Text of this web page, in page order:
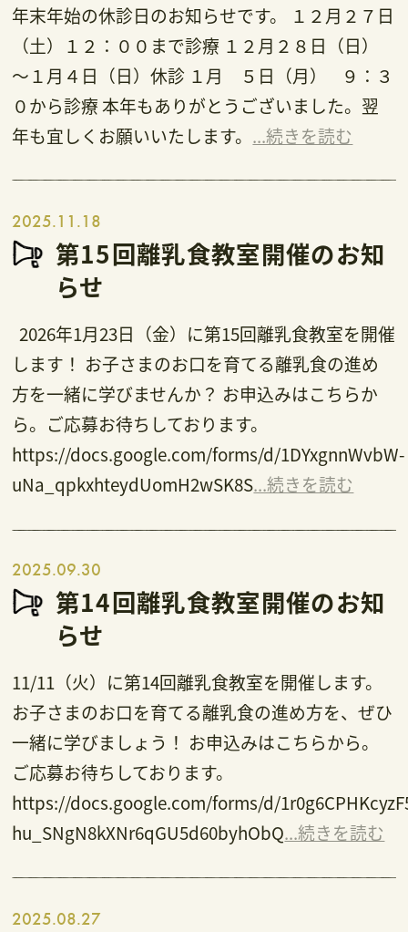
年末年始の休診日のお知らせです。 １２月２７日
（土）１２：００まで診療 １２月２８日（日）
～１月４日（日）休診 １月 ５日（月） ９：３
０から診療 本年もありがとうございました。翌
年も宜しくお願いいたします。 ...続きを読む
2025.11.18
第15回離乳食教室開催のお知
らせ
2026年1月23日（金）に第15回離乳食教室を開催
します！ お子さまのお口を育てる離乳食の進め
方を一緒に学びませんか？ お申込みはこちらか
ら。ご応募お待ちしております。
https://docs.google.com/forms/d/1DYxgnnWvbW-
uNa_qpkxhteydUomH2wSK8S...続きを読む
2025.09.30
第14回離乳食教室開催のお知
らせ
11/11（火）に第14回離乳食教室を開催します。
お子さまのお口を育てる離乳食の進め方を、ぜひ
一緒に学びましょう！ お申込みはこちらから。
ご応募お待ちしております。
https://docs.google.com/forms/d/
hu_SNgN8kXNr6qGU5d60byhObQ...続きを読む
2025.08.27